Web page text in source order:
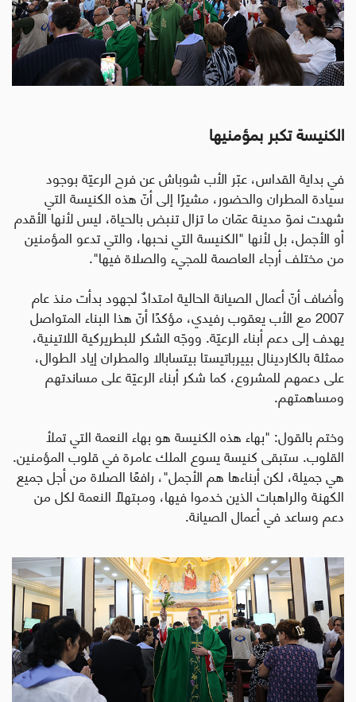
الكنيسة تكبر بمؤمنيها
في بداية القداس، عبّر الأب شوباش عن فرح الرعيّة بوجود
سيادة المطران والحضور، مشيرًا إلى أنّ هذه الكنيسة التي
شهدت نموّ مدينة عمّان ما تزال تنبض بالحياة، ليس لأنها الأقدم
أو الأجمل، بل لأنها "الكنيسة التي نحبها، والتي تدعو المؤمنين
من مختلف أرجاء العاصمة للمجيء والصلاة فيها".
وأضاف أنّ أعمال الصيانة الحالية امتدادٌ لجهود بدأت منذ عام
2007 مع الأب يعقوب رفيدي، مؤكدًا أنّ هذا البناء المتواصل
يهدف إلى دعم أبناء الرعيّة. ووجّه الشكر للبطريركية اللاتينية،
ممثلة بالكاردينال بييرباتيستا بيتسابالا والمطران إياد الطوال،
على دعمهم للمشروع، كما شكر أبناء الرعيّة على مساندتهم
ومساهمتهم.
وختم بالقول: "بهاء هذه الكنيسة هو بهاء النعمة التي تملأ
القلوب. ستبقى كنيسة يسوع الملك عامرة في قلوب المؤمنين.
هي جميلة، لكن أبناءها هم الأجمل"، رافعًا الصلاة من أجل جميع
الكهنة والراهبات الذين خدموا فيها، ومبتهلًا النعمة لكل من
دعم وساعد في أعمال الصيانة.